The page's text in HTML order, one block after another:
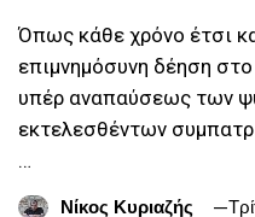
Όπως κάθε χρόνο έτσι
επιμνημόσυνη δέηση
υπέρ αναπαύσεως των
εκτελεσθέντων
…
Νίκος Κυριαζής